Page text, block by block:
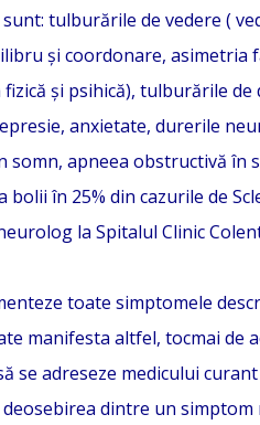
tulburările de vedere (
și coordonare,
și psihică), tulburările
anxietate, durerile
somn, apneea obstructivă în
în 25% din cazurile de
la Spitalul Clinic
toate simptomele
manifesta altfel, tocmai
se adreseze medicului
dintre un